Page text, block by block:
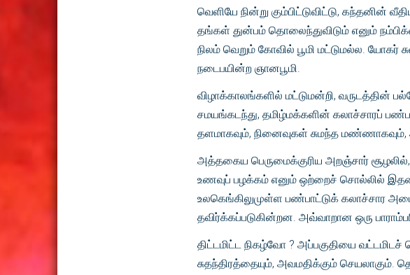
வெளியே நின்று கும்பிட்டுவிட்டு, கந்தனின்
தங்கள் துன்பம் தொலைந்துவிடும் எனும்
நிலம் வெறும் கோவில் பூமி மட்டுமல்ல. யோகர்
நடைபயின்ற ஞானபூமி.
விழாக்காலங்களில் மட்டுமன்றி, வருடத்தின்
சமயங்கடந்து, தமிழ்மக்களின் கலாச்சாரப்
தளமாகவும், நினைவுகள் சுமந்த மண்ணாகவும்,
அத்தகைய பெருமைக்குரிய அறஞ்சார்
உணவுப் பழக்கம் எனும் ஒற்றைச் சொல்லில்
உலகெங்கிலுமுள்ள பண்பாட்டுக் கலாச்சார
தவிர்க்கப்படுகின்றன. அவ்வாறான ஒரு
திட்டமிட்ட நிகழ்வோ ? அப்பகுதியை
சுதந்திரத்தையும், அவமதிக்கும் செயலாகும்.